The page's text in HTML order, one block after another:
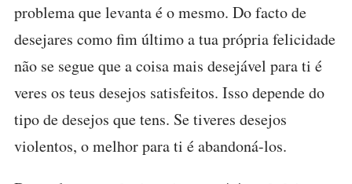
problema que levanta é o mesmo. Do facto de
desejares como fim último a tua própria felicidade
não se segue que a coisa mais desejável para ti é
veres os teus desejos satisfeitos. Isso depende do
tipo de desejos que tens. Se tiveres desejos
violentos, o melhor para ti é abandoná-los.